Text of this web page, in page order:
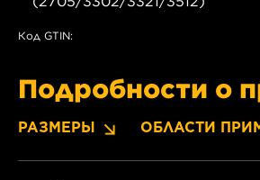
Код GTIN:
Подробности о
РАЗМЕРЫ ОБЛАСТИ